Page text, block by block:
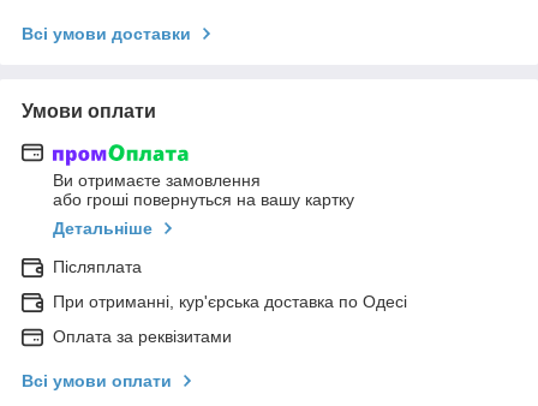
Всі умови доставки
Умови оплати
Ви отримаєте замовлення
або гроші повернуться на вашу картку
Детальніше
Післяплата
При отриманні, кур'єрська доставка по Одесі
Оплата за реквізитами
Всі умови оплати